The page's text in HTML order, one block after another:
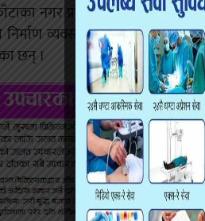
नगर प्रमुख रण बहादुर
निर्माण व्यवसायी ठेकेदारलाई
छन् ।